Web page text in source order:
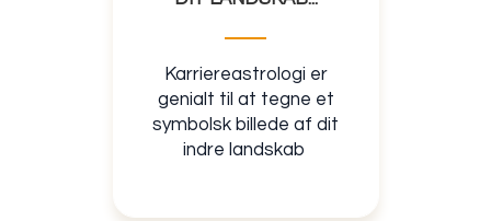
Karriereastrologi er
genialt til at tegne et
symbolsk billede af dit
indre landskab